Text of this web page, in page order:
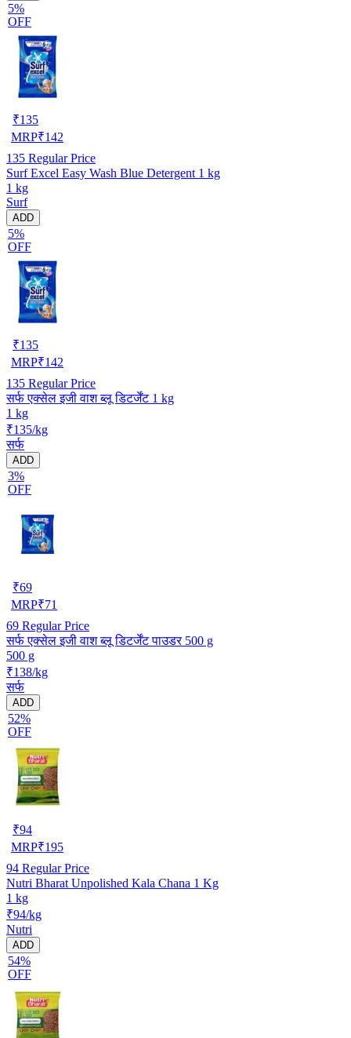
5%
OFF
₹135
MRP₹142
135 Regular Price
Surf Excel Easy Wash Blue Detergent 1 kg
1 kg
Surf
ADD
5%
OFF
₹135
MRP₹142
135 Regular Price
सर्फ एक्सेल इजी वाश ब्लू डिटर्जेंट 1 kg
1 kg
₹135/kg
सर्फ
ADD
3%
OFF
₹69
MRP₹71
69 Regular Price
सर्फ एक्सेल इजी वाश ब्लू डिटर्जेंट पाउडर 500 g
500 g
₹138/kg
सर्फ
ADD
52%
OFF
₹94
MRP₹195
94 Regular Price
Nutri Bharat Unpolished Kala Chana 1 Kg
1 kg
₹94/kg
Nutri
ADD
54%
OFF